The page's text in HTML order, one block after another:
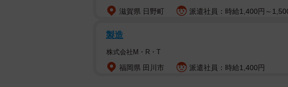
もたちの小さな違和感を察知しながら動く、高度な
授業だけでなく、トラブル対応、保護者対応、発達
ど、担任の仕事は多岐にわたります。
滋賀県 日野町 派遣社員：時給1,400円～
製造
株式会社M・R・T
福岡県 田川市 派遣社員：時給1,400円